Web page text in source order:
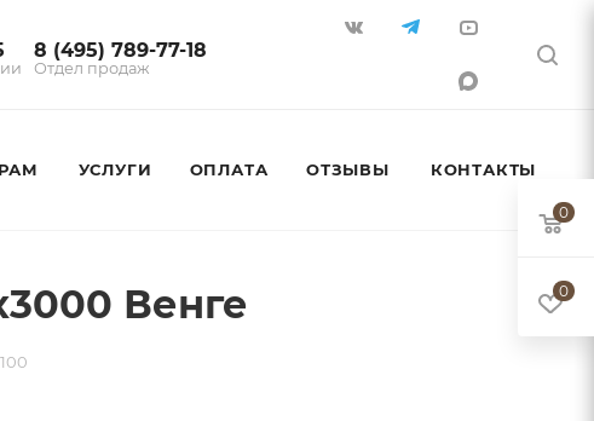
8 (495) 789-77-18
Отдел продаж
УСЛУГИ ОПЛАТА ОТЗЫВЫ КОНТАКТЫ
Венге
0
0